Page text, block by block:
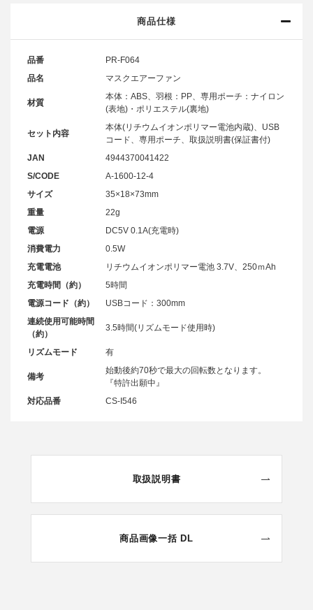
商品仕様
品番
PR-F064
品名
マスクエアーファン
材質
本体：ABS、羽根：PP、専用ポーチ：ナイロン
(表地)・ポリエステル(裏地)
セット内容
本体(リチウムイオンポリマー電池内蔵)、USB
コード、専用ポーチ、取扱説明書(保証書付)
JAN
4944370041422
S/CODE
A-1600-12-4
サイズ
35×18×73mm
重量
22g
電源
DC5V 0.1A(充電時)
消費電力
0.5W
充電電池
リチウムイオンポリマー電池 3.7V、250ｍAh
充電時間（約）
5時間
電源コード（約）
USBコード：300mm
連続使用可能時間
（約）
3.5時間(リズムモード使用時)
リズムモード 有
備考
始動後約70秒で最大の回転数となります。
『特許出願中』
対応品番
CS-I546
取扱説明書
商品画像一括 DL